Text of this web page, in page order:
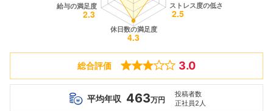
総合評価 3.0
平均年収 463万円
投稿者数
正社員2人